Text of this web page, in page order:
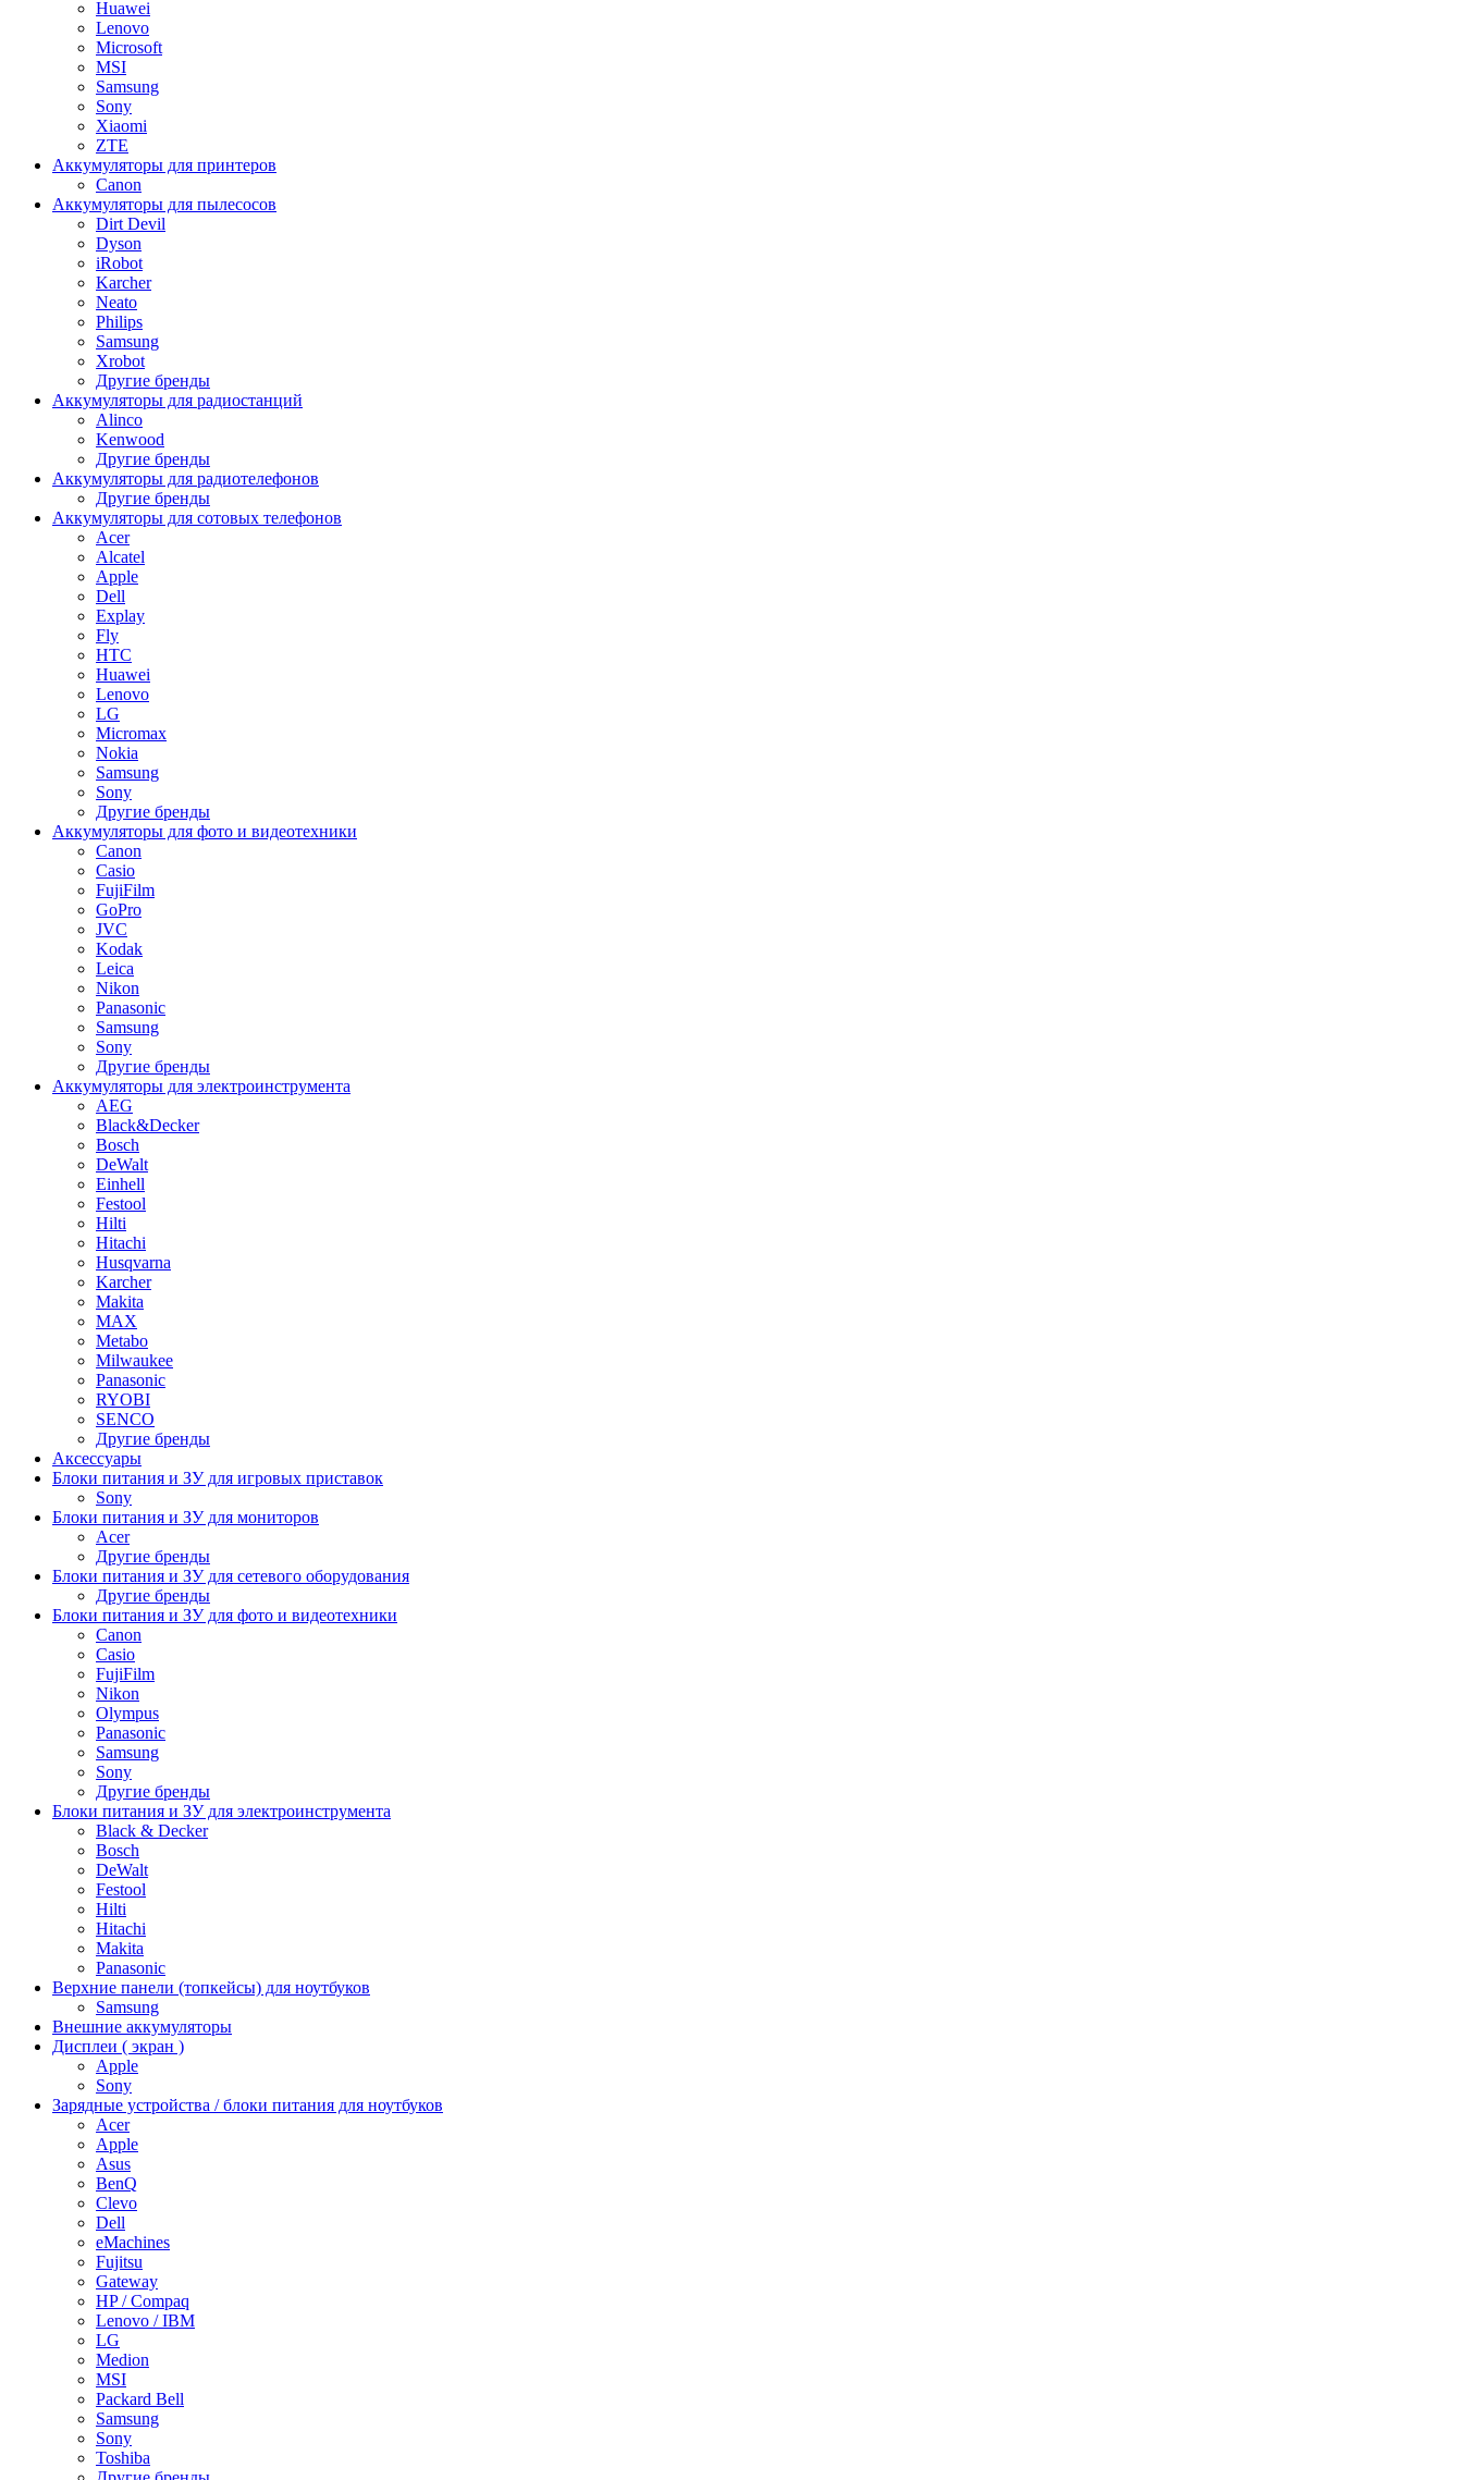
Huawei
Lenovo
Microsoft
MSI
Samsung
Sony
Xiaomi
ZTE
Аккумуляторы для принтеров
Canon
Аккумуляторы для пылесосов
Dirt Devil
Dyson
iRobot
Karcher
Neato
Philips
Samsung
Xrobot
Другие бренды
Аккумуляторы для радиостанций
Alinco
Kenwood
Другие бренды
Аккумуляторы для радиотелефонов
Другие бренды
Аккумуляторы для сотовых телефонов
Acer
Alcatel
Apple
Dell
Explay
Fly
HTC
Huawei
Lenovo
LG
Micromax
Nokia
Samsung
Sony
Другие бренды
Аккумуляторы для фото и видеотехники
Canon
Casio
FujiFilm
GoPro
JVC
Kodak
Leica
Nikon
Panasonic
Samsung
Sony
Другие бренды
Аккумуляторы для электроинструмента
AEG
Black&Decker
Bosch
DeWalt
Einhell
Festool
Hilti
Hitachi
Husqvarna
Karcher
Makita
MAX
Metabo
Milwaukee
Panasonic
RYOBI
SENCO
Другие бренды
Аксессуары
Блоки питания и ЗУ для игровых приставок
Sony
Блоки питания и ЗУ для мониторов
Acer
Другие бренды
Блоки питания и ЗУ для сетевого оборудования
Другие бренды
Блоки питания и ЗУ для фото и видеотехники
Canon
Casio
FujiFilm
Nikon
Olympus
Panasonic
Samsung
Sony
Другие бренды
Блоки питания и ЗУ для электроинструмента
Black & Decker
Bosch
DeWalt
Festool
Hilti
Hitachi
Makita
Panasonic
Верхние панели (топкейсы) для ноутбуков
Samsung
Внешние аккумуляторы
Дисплеи ( экран )
Apple
Sony
Зарядные устройства / блоки питания для ноутбуков
Acer
Apple
Asus
BenQ
Clevo
Dell
eMachines
Fujitsu
Gateway
HP / Compaq
Lenovo / IBM
LG
Medion
MSI
Packard Bell
Samsung
Sony
Toshiba